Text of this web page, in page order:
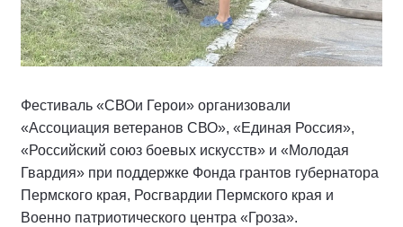
Фестиваль «СВОи Герои» организовали
«Ассоциация ветеранов СВО», «Единая Россия»,
«Российский союз боевых искусств» и «Молодая
Гвардия» при поддержке Фонда грантов губернатора
Пермского края, Росгвардии Пермского края и
Военно патриотического центра «Гроза».